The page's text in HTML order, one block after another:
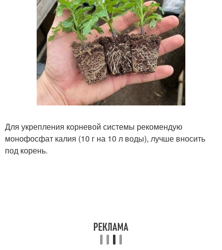
Для укрепления корневой системы рекомендую
монофосфат калия (10 г на 10 л воды), лучше вносить
под корень.